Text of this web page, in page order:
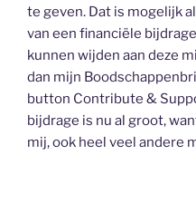
te geven. Dat is mogelijk
van een financiële
kunnen wijden aan deze
dan mijn
button Contribute &
bijdrage is nu al groot,
mij, ook heel veel andere